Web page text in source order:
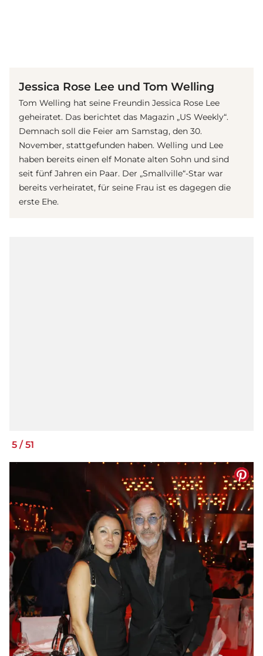
Jessica Rose Lee und Tom Welling
Tom Welling hat seine Freundin Jessica Rose Lee
geheiratet. Das berichtet das Magazin „US Weekly“.
Demnach soll die Feier am Samstag, den 30.
November, stattgefunden haben. Welling und Lee
haben bereits einen elf Monate alten Sohn und sind
seit fünf Jahren ein Paar. Der „Smallville“-Star war
bereits verheiratet, für seine Frau ist es dagegen die
erste Ehe.
5 /51